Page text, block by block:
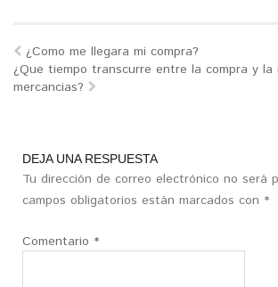
¿Como me llegara mi compra?
¿Que tiempo transcurre entre la compra y la
mercancias?
DEJA UNA RESPUESTA
Tu dirección de correo electrónico no será
campos obligatorios están marcados con *
Comentario *